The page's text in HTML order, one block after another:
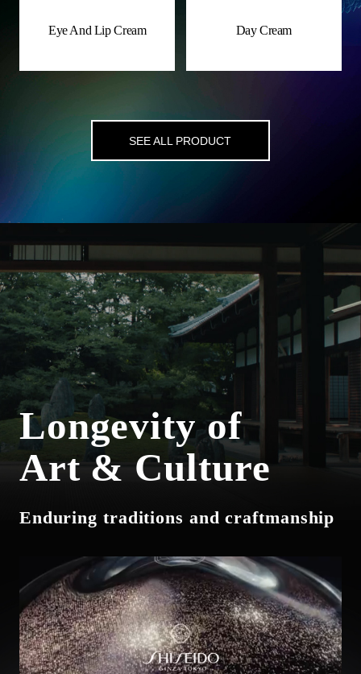
Eye And Lip Cream Day Cream
SEE ALL PRODUCT
Longevity of
Art & Culture
Enduring traditions and craftmanship